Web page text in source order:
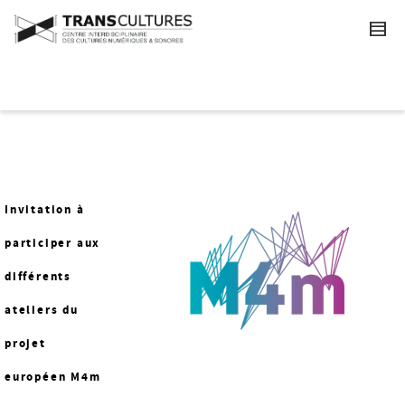
Invitation à
participer aux
différents
ateliers du
projet
européen M4m